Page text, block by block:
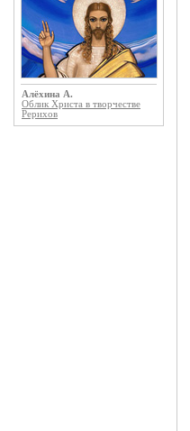
Алёхина А.
Облик Христа в творчестве
Рерихов